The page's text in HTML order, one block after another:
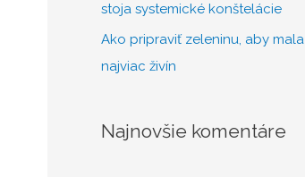
stoja systemické konštelácie
Ako pripraviť zeleninu, aby mala
najviac živín
Najnovšie komentáre